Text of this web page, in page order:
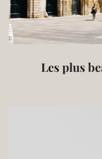
Les plus